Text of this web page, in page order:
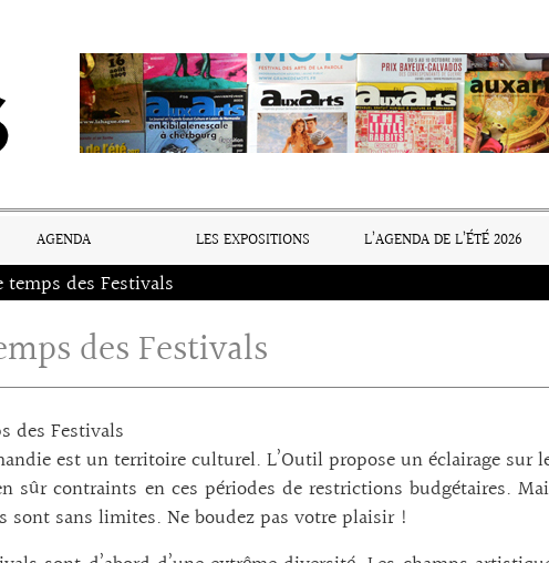
AGENDA LES EXPOSITIONS L’AGENDA DE L’ÉTÉ 2026
temps des Festivals
des Festivals
des Festivals
est un territoire culturel. L’Outil propose un éclairage sur
sûr contraints en ces périodes de restrictions budgétaires.
sont sans limites. Ne boudez pas votre plaisir !